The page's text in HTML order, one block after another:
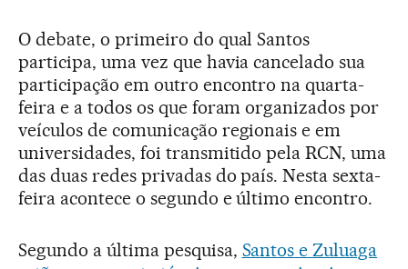
O debate, o primeiro do qual Santos
participa, uma vez que havia cancelado sua
participação em outro encontro na quarta-
feira e a todos os que foram organizados por
veículos de comunicação regionais e em
universidades, foi transmitido pela RCN, uma
das duas redes privadas do país. Nesta sexta-
feira acontece o segundo e último encontro.
Segundo a última pesquisa, Santos e Zuluaga